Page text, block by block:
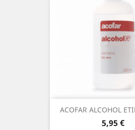
ACOFAR ALCOHOL
Precio
5,95 €